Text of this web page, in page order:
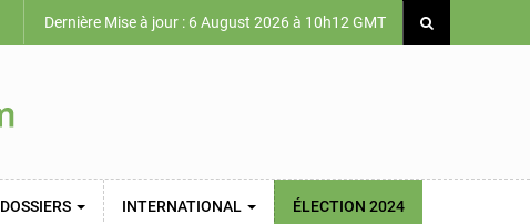
Dernière Mise à jour : 6 August 2026 à 10h12 GMT
DOSSIERS INTERNATIONAL ÉLECTION 2024